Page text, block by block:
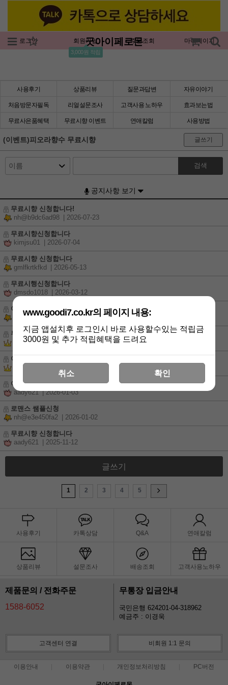
로그인 회원가입
3,000원 적립
주문조회 마이페이지
굿아이페로몬
사용후기 상품리뷰 질문과답변 자유이야기
처음방문자필독 리얼설문조사 고객사용 노하우 효과보는법
무료사은품혜택 무료시향 이벤트 연애칼럼 사용방법
(이벤트)피오라향수 무료시향 글쓰기
검색
공지사항 보기
무료시향 신청합니다!
nh@b9dc6ad98
| 2026-07-23
무료시향신청합니다
kimjsu01
| 2026-07-04
무료시향 신청합니다
gmlfkrtkfkd
| 2026-05-13
무료시행신청합니다
dmsdo1018
| 2026-03-12
여성용 무료시향 신청합니다^^
on1226on | 2026-03-04
무료시향 신청합니다
na1870 | 2026-01-17
여성향수 무료시향신청합니다
여성용 무료시향 요청드립니다.
aady621 | 2026-01-03
로맨스 쌤플신청
nh@e3e450fa2
| 2026-01-02
무료시향 신청합니다
aady621
| 2025-11-12
글쓰기
1 2 3 4 5
사용후기 카톡상담 Q&A 연애칼럼
상품리뷰 설문조사 배송조회 고객사용노하우
제품문의 / 전화주문
1588-6052
무통장 입금안내
국민은행 624201-04-318962
예금주 : 이경욱
고객센터 연결 비회원 1:1 문의
이용안내 이용약관 개인정보처리방침 PC버전
www.goodi7.co.kr의 페이지 내용:
지금 앱설치후 로그인시 바로 사용할수있는 적립금
3000원 및 추가 적립혜택을 드려요
취소 확인